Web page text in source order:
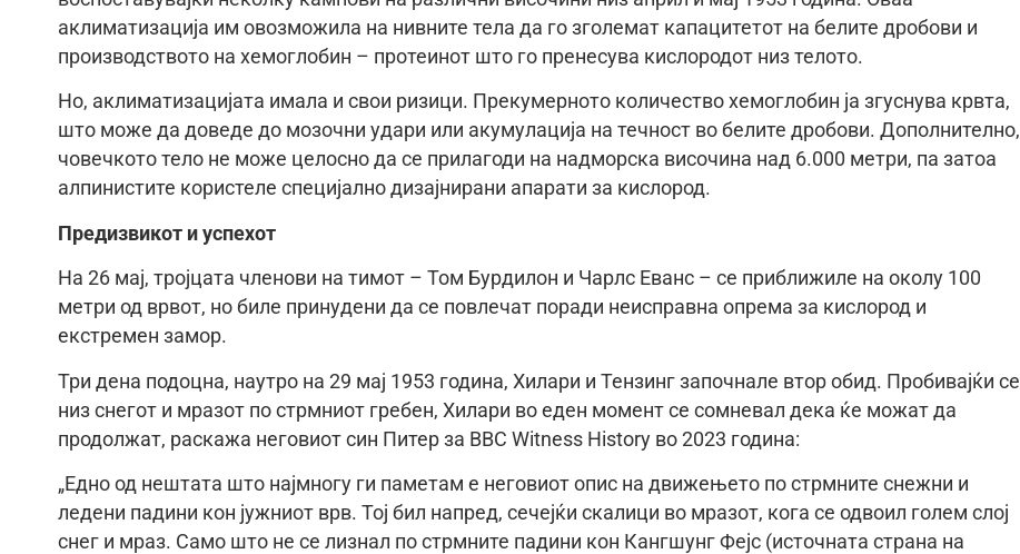
аклиматизација им овозможила на нивните тела да го зголемат капацитетот на белите дробови и
производството на хемоглобин – протеинот што го пренесува кислородот низ телото.
Но, аклиматизацијата имала и свои ризици. Прекумерното количество хемоглобин ја згуснува крвта,
што може да доведе до мозочни удари или акумулација на течност во белите дробови. Дополнително,
човечкото тело не може целосно да се прилагоди на надморска височина над 6.000 метри, па затоа
алпинистите користеле специјално дизајнирани апарати за кислород.
Предизвикот и успехот
На 26 мај, тројцата членови на тимот – Том Бурдилон и Чарлс Еванс – се приближиле на околу 100
метри од врвот, но биле принудени да се повлечат поради неисправна опрема за кислород и
екстремен замор.
Три дена подоцна, наутро на 29 мај 1953 година, Хилари и Тензинг започнале втор обид. Пробивајќи се
низ снегот и мразот по стрмниот гребен, Хилари во еден момент се сомневал дека ќе можат да
продолжат, раскажа неговиот син Питер за BBC Witness History во 2023 година:
„Едно од нештата што најмногу ги паметам е неговиот опис на движењето по стрмните снежни и
ледени падини кон јужниот врв. Тој бил напред, сечејќи скалици во мразот, кога се одвоил голем слој
снег и мраз. Само што не се лизнал по стрмните падини кон Кангшунг Фејс (источната страна на